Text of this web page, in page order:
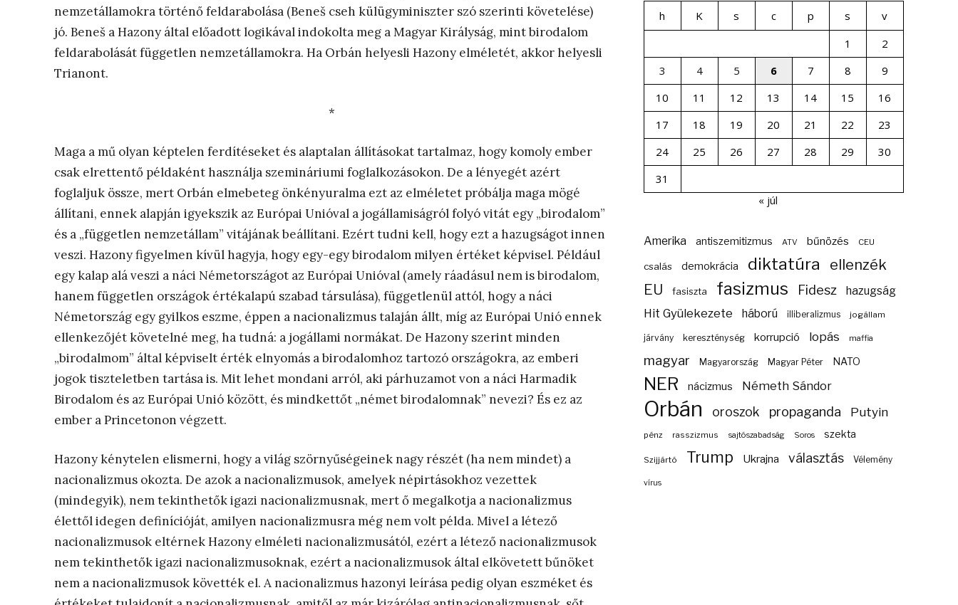
nemzetállamokra történő feldarabolása (Beneš cseh külügyminiszter szó szerinti követelése)
jó. Beneš a Hazony által előadott logikával indokolta meg a Magyar Királyság, mint birodalom
feldarabolását független nemzetállamokra. Ha Orbán helyesli Hazony elméletét, akkor helyesli
Trianont.
*
Maga a mű olyan képtelen ferdítéseket és alaptalan állításokat tartalmaz, hogy komoly ember
csak elrettentő példaként használja szemináriumi foglalkozásokon. De a lényegét azért
foglaljuk össze, mert Orbán elmebeteg önkényuralma ezt az elméletet próbálja maga mögé
állítani, ennek alapján igyekszik az Európai Unióval a jogállamiságról folyó vitát egy „birodalom”
és a „független nemzetállam” vitájának beállítani. Ezért tudni kell, hogy ezt a hazugságot innen
veszi. Hazony figyelmen kívül hagyja, hogy egy-egy birodalom milyen értéket képvisel. Például
egy kalap alá veszi a náci Németországot az Európai Unióval (amely ráadásul nem is birodalom,
hanem független országok értékalapú szabad társulása), függetlenül attól, hogy a náci
Németország egy gyilkos eszme, éppen a nacionalizmus talaján állt, míg az Európai Unió ennek
ellenkezőjét követelné meg, ha tudná: a jogállami normákat. De Hazony szerint minden
„birodalmom” által képviselt érték elnyomás a birodalomhoz tartozó országokra, az emberi
jogok tiszteletben tartása is. Mit lehet mondani arról, aki párhuzamot von a náci Harmadik
Birodalom és az Európai Unió között, és mindkettőt „német birodalomnak” nevezi? És ez az
ember a Princetonon végzett.
Hazony kénytelen elismerni, hogy a világ szörnyűségeinek nagy részét (ha nem mindet) a
nacionalizmus okozta. De azok a nacionalizmusok, amelyek népirtásokhoz vezettek
(mindegyik), nem tekinthetők igazi nacionalizmusnak, mert ő megalkotja a nacionalizmus
élettől idegen definícióját, amilyen nacionalizmusra még nem volt példa. Mivel a létező
nacionalizmusok eltérnek Hazony elméleti nacionalizmusától, ezért a létező nacionalizmusok
nem tekinthetők igazi nacionalizmusoknak, ezért a nacionalizmusok által elkövetett bűnöket
nem a nacionalizmusok követték el. A nacionalizmus hazonyi leírása pedig olyan eszméket és
h K s c p s
v
1
2
3
4 5 6 7 8
9
10
11 12 13 14 15
16
17
18 19 20 21 22
23
24
25 26 27 28 29
30
31
« júl
Amerika antiszemitizmus ATV bűnözés CEU
csalás demokrácia diktatúra ellenzék
EU fasiszta fasizmus Fidesz hazugság
Hit Gyülekezete háború illiberalizmus jogállam
járvány kereszténység korrupció lopás maffia
magyar Magyarország Magyar Péter NATO
NER nácizmus Németh Sándor
Orbán oroszok propaganda Putyin
pénz rasszizmus sajtószabadság Soros szekta
Szijjártó Trump Ukrajna választás Vélemény
vírus